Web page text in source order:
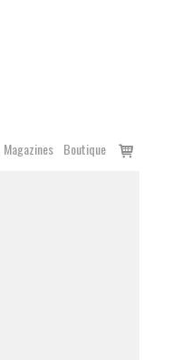
Magazines Boutique
Voir